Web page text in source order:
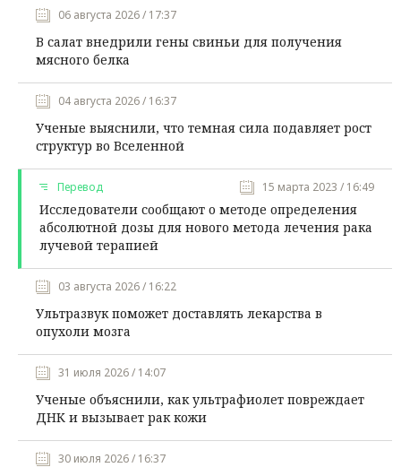
06 августа 2026 / 17:37
В салат внедрили гены свиньи для получения
мясного белка
04 августа 2026 / 16:37
Ученые выяснили, что темная сила подавляет рост
структур во Вселенной
Перевод 15 марта 2023 / 16:49
Исследователи сообщают о методе определения
абсолютной дозы для нового метода лечения рака
лучевой терапией
03 августа 2026 / 16:22
Ультразвук поможет доставлять лекарства в
опухоли мозга
31 июля 2026 / 14:07
Ученые объяснили, как ультрафиолет повреждает
ДНК и вызывает рак кожи
30 июля 2026 / 16:37